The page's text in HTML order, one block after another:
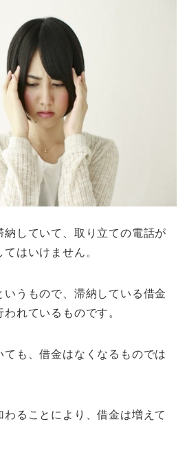
納していて、取り立ての電話が
はいけません。
いうもので、滞納している借金
れているものです。
も、借金はなくなるものでは
ることにより、借金は増えて